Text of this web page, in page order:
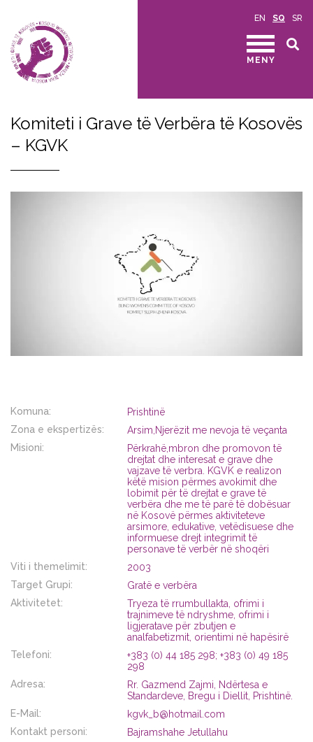
EN SQ SR
MENY
Komiteti i Grave të Verbëra të Kosovës
– KGVK
Komuna:
Prishtinë
Zona e ekspertizës:
Arsim,Njerëzit me nevoja të veçanta
Misioni:
Përkrahë,mbron dhe promovon të
drejtat dhe interesat e grave dhe
vajzave të verbra. KGVK e realizon
këtë mision përmes avokimit dhe
lobimit për të drejtat e grave të
verbëra dhe me të parë të dobësuar
në Kosovë përmes aktiviteteve
arsimore, edukative, vetëdisuese dhe
informuese drejt integrimit të
personave të verbër në shoqëri
Viti i themelimit:
2003
Target Grupi:
Gratë e verbëra
Aktivitetet:
Tryeza të rrumbullakta, ofrimi i
trajnimeve të ndryshme, ofrimi i
ligjeratave për zbutjen e
analfabetizmit, orientimi në hapësirë
Telefoni:
+383 (0) 44 185 298; +383 (0) 49 185
298
Adresa:
Rr. Gazmend Zajmi, Ndërtesa e
Standardeve, Bregu i Diellit, Prishtinë.
E-Mail:
kgvk_b@hotmail.com
Kontakt personi:
Bajramshahe Jetullahu